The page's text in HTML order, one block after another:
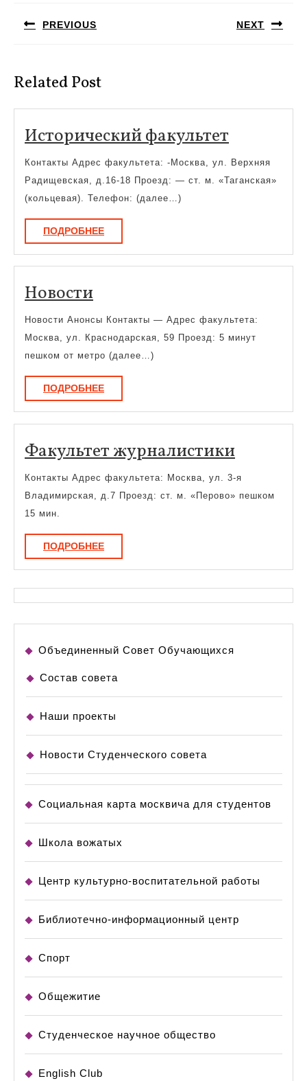
записям
PREVIOUS NEXT
Related Post
Исторический факультет
Контакты Адрес факультета: -Москва, ул. Верхняя
Радищевская, д.16-18 Проезд: — ст. м. «Таганская»
(кольцевая). Телефон: (далее…)
ПОДРОБНЕЕПОДРОБНЕЕ
НовостиНовости
Новости Анонсы Контакты — Адрес факультета:
Москва, ул. Краснодарская, 59 Проезд: 5 минут
пешком от метро (далее…)
ПОДРОБНЕЕПОДРОБНЕЕ
Факультет журналистики
Контакты Адрес факультета: Москва, ул. 3-я
Владимирская, д.7 Проезд: ст. м. «Перово» пешком
15 мин.
ПОДРОБНЕЕПОДРОБНЕЕ
Объединенный Совет Обучающихся
Состав совета
Наши проекты
Новости Студенческого совета
Социальная карта москвича для студентов
Школа вожатых
Центр культурно-воспитательной работы
Библиотечно-информационный центр
Спорт
Общежитие
Студенческое научное общество
English Club